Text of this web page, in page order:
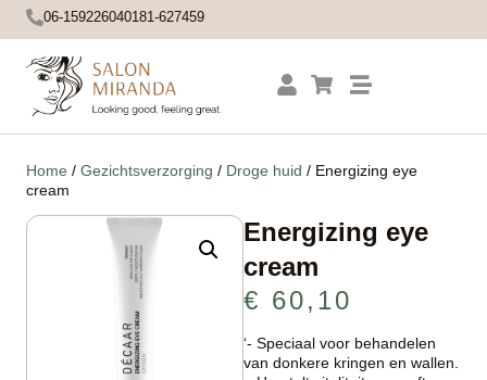
06-159226040181-627459
Home / Gezichtsverzorging / Droge huid / Energizing eye
cream
Energizing eye
cream
€ 60,10
‘- Speciaal voor behandelen
van donkere kringen en wallen.